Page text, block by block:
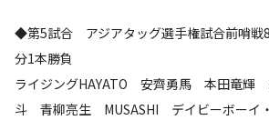
◆第5試合 アジアタッグ選手権試合前哨
分1本勝負
ライジングHAYATO 安齊勇馬 本田竜
斗 青柳亮生 MUSASHI デイビーボーイ